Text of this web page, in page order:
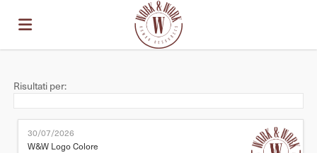
Offerte
Risultati per:
30/07/2026
W&W Logo Colore